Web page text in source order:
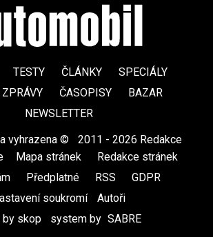
TESTY ČLÁNKY
SPECIÁLY
ČASOPISY
BAZAR
NEWSLETTER
vyhrazena ©
2011 - 2026 Redakce
Mapa stránek Redakce stránek
Předplatné RSS GDPR
soukromí
Autoři
by skop
system by SABRE